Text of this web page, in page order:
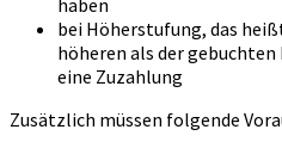
bei Höherstufung, das
höheren als der
eine Zuzahlung
Zusätzlich müssen folgende